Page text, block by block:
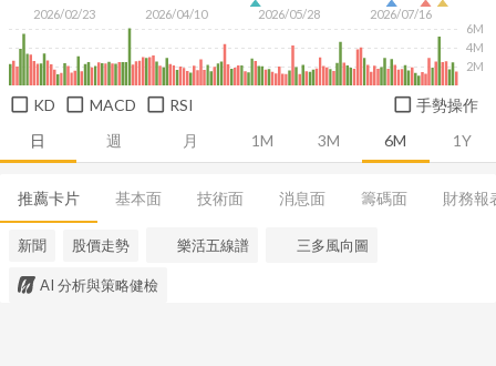
日 週 月 1M 3M 6M 1Y
2026/02/23 2026/04/10 2026/05/28 2026/07/16
2M
4M
6M
KD MACD RSI 手勢操作
推薦卡片 基本面 技術面 消息面 籌碼面 財務報
新聞 股價走勢 樂活五線譜 三多風向圖
AI 分析與策略健檢